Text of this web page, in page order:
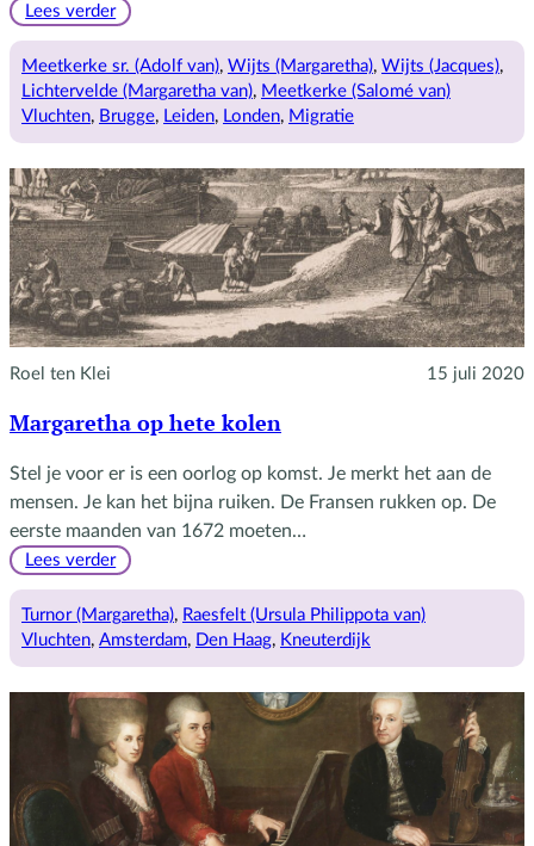
Lees verder:
Leiden-
Londen
Meetkerke sr. (Adolf van), Wijts (Margaretha), Wijts (Jacques)
Lichtervelde (Margaretha van), Meetkerke (Salomé van)
Vluchten, Brugge, Leiden, Londen, Migratie
Roel ten Klei 15 juli 2020
Margaretha op hete kolen
Stel je voor er is een oorlog op komst. Je merkt het aan de
mensen. Je kan het bijna ruiken. De Fransen rukken op. De
eerste maanden van 1672 moeten…
Lees verder:
op
hete
Turnor (Margaretha), Raesfelt (Ursula Philippota van)
Vluchten, Amsterdam, Den Haag, Kneuterdijk